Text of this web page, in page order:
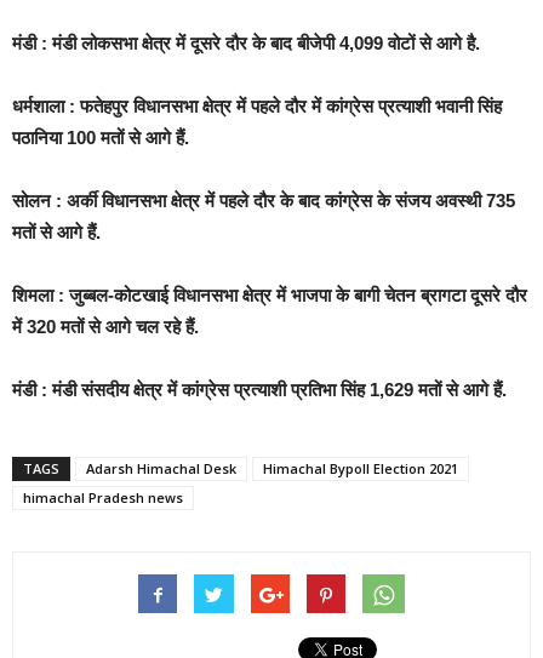
मंडी : मंडी लोकसभा क्षेत्र में दूसरे दौर के बाद बीजेपी 4,099 वोटों से आगे है.
धर्मशाला : फतेहपुर विधानसभा क्षेत्र में पहले दौर में कांग्रेस प्रत्याशी भवानी सिंह
पठानिया 100 मतों से आगे हैं.
सोलन : अर्की विधानसभा क्षेत्र में पहले दौर के बाद कांग्रेस के संजय अवस्थी 735
मतों से आगे हैं.
शिमला : जुब्बल-कोटखाई विधानसभा क्षेत्र में भाजपा के बागी चेतन ब्रागटा दूसरे दौर
में 320 मतों से आगे चल रहे हैं.
मंडी : मंडी संसदीय क्षेत्र में कांग्रेस प्रत्याशी प्रतिभा सिंह 1,629 मतों से आगे हैं.
TAGS Adarsh Himachal Desk
Himachal Bypoll Election 2021
himachal Pradesh news